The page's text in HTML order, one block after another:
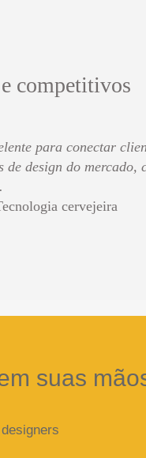
competitivos
para conectar
de design do mercado,
cervejeira
suas